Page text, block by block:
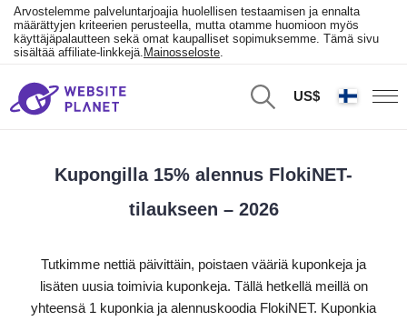
Arvostelemme palveluntarjoajia huolellisen testaamisen ja ennalta
määrättyjen kriteerien perusteella, mutta otamme huomioon myös
käyttäjäpalautteen sekä omat kaupalliset sopimuksemme. Tämä sivu
sisältää affiliate-linkkejä. Mainosseloste.
US$
Kupongilla 15% alennus FlokiNET-
tilaukseen – 2026
Tutkimme nettiä päivittäin, poistaen vääriä kuponkeja ja
lisäten uusia toimivia kuponkeja. Tällä hetkellä meillä on
yhteensä 1 kuponkia ja alennuskoodia FlokiNET. Kuponkia